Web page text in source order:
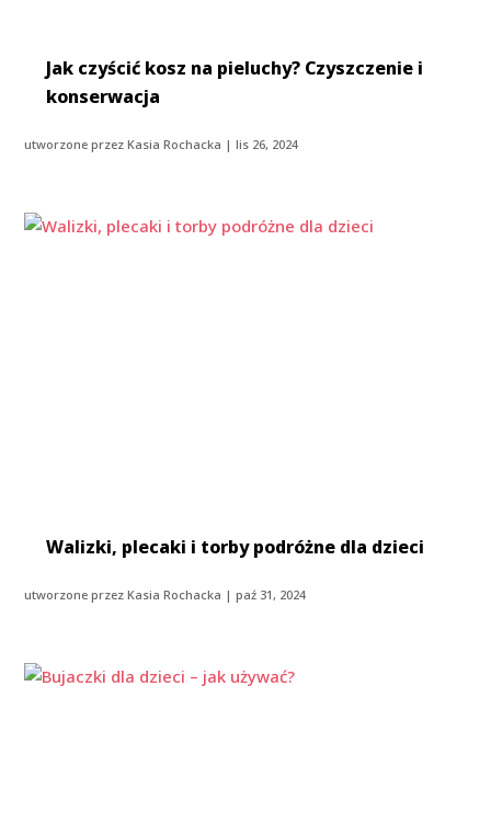
Jak czyścić kosz na pieluchy? Czyszczenie i
konserwacja
utworzone przezKasia Rochacka |lis 26, 2024
Walizki, plecaki i torby podróżne dla dzieci
utworzone przezKasia Rochacka |paź 31, 2024